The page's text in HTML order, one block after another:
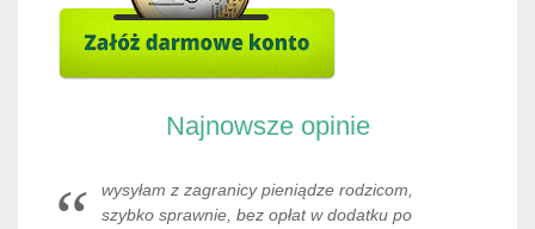
Najnowsze opinie
wysyłam z zagranicy pieniądze rodzicom,
szybko sprawnie, bez opłat w dodatku po